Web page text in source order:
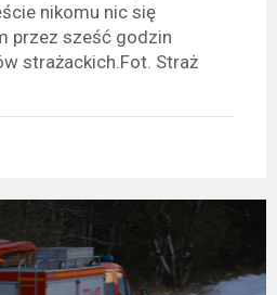
nikomu nic się
przez sześć godzin
strażackich.Fot. Straż